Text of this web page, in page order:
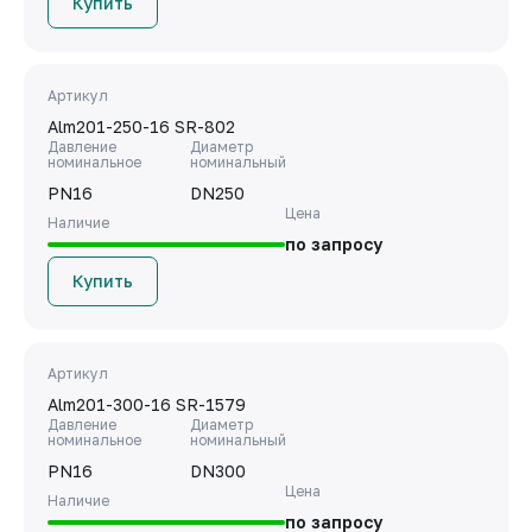
Артикул
Alm201-250-16 SR-802
Давление
номинальное
PN16
Диаметр
номинальный
DN250
Наличие
Цена
по запросу
Купить
Артикул
Alm201-300-16 SR-1579
Давление
номинальное
PN16
Диаметр
номинальный
DN300
Наличие
Цена
по запросу